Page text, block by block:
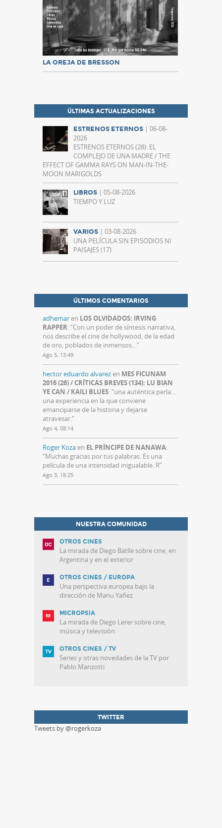
LA OREJA DE BRESSON
ÚLTIMAS ACTUALIZACIONES
ESTRENOS ETERNOS | 06-08-
2026
ESTRENOS ETERNOS (28): EL
COMPLEJO DE UNA MADRE / THE
EFFECT OF GAMMA RAYS ON MAN-IN-THE-
MOON MARIGOLDS
LIBROS | 05-08-2026
TIEMPO Y LUZ
VARIOS | 03-08-2026
UNA PELÍCULA SIN EPISODIOS NI
PAISAJES (17)
ÚLTIMOS COMENTARIOS
adhemaren LOS OLVIDADOS: IRVING
RAPPER: “Con un poder de síntesis narrativa,
nos describe el cine de hollywood, de la edad
de oro, poblados de inmensos…”
Ago 5, 13:49
hector eduardo alvarezen MES FICUNAM
2016 (26) / CRÍTICAS BREVES (134): LU BIAN
YE CAN / KAILI BLUES: “una auténtica perla…
una experiencia en la que conviene
emanciparse de la historia y dejarse
atravesar.”
Ago 4, 08:14
Roger Kozaen EL PRÍNCIPE DE NANAWA:
“Muchas gracias por tus palabras. Es una
película de una intensidad inigualable. R”
Ago 3, 18:25
NUESTRA COMUNIDAD
OTROS CINES
La mirada de Diego Batlle sobre cine, en
Argentina y en el exterior
OTROS CINES / EUROPA
Una perspectiva europea bajo la
dirección de Manu Yañez
MICROPSIA
La mirada de Diego Lerer sobre cine,
música y televisión
OTROS CINES / TV
Series y otras novedades de la TV por
Pablo Manzotti
TWITTER
Tweets by @rogerkoza